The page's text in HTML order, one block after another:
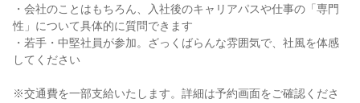
・会社のことはもちろん、入社後のキャリアパスや仕事の「専門
性」について具体的に質問できます
・若手・中堅社員が参加。ざっくばらんな雰囲気で、社風を体感
してください
※交通費を一部支給いたします。詳細は予約画面をご確認くださ